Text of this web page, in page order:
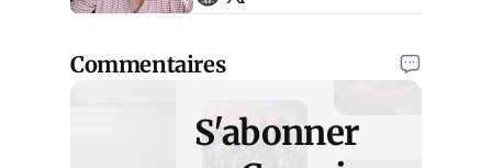
Commentaires
S'abonner